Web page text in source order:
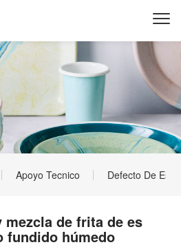
Apoyo Tecnico Defecto De
de frita de es
fundido húmedo